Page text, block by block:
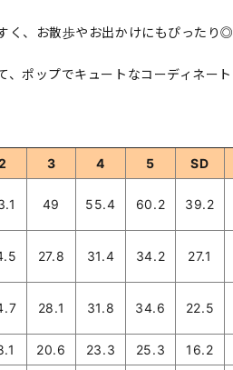
く、お散歩やお出かけにもぴったり◎
ポップでキュートなコーディネート
3 4 5 SD
49 55.4 60.2 39.2
27.8 31.4 34.2 27.1
28.1 31.8 34.6 22.5
20.6 23.3 25.3 16.2